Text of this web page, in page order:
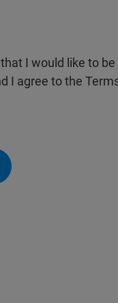
I would like to
I agree to the